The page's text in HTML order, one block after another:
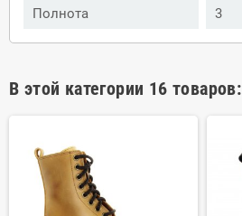
Полнота 3
В этой категории 16 товаров: